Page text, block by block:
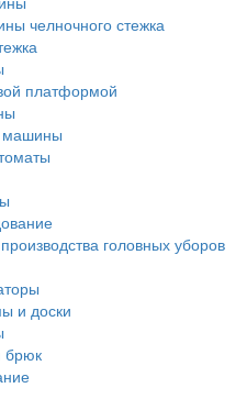
челночного стежка
платформой
машины
головных уборов
и доски
брюк